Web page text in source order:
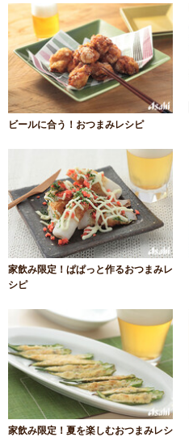
ビールに合う！おつまみレシピ
家飲み限定！ぱぱっと作るおつまみレ
シピ
家飲み限定！夏を楽しむおつまみレシ